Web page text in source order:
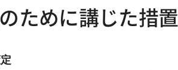
ために講じた措置